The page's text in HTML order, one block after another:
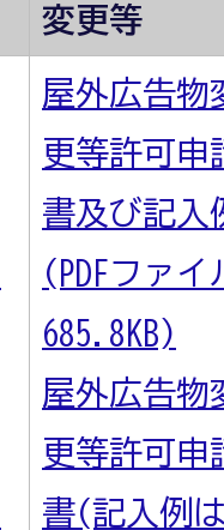
変更等
屋外広告物
更等許可申
書及び記入
(PDFファ
685.8KB)
屋外広告物
更等許可申
書(記入例